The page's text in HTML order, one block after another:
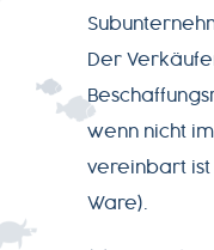
Der
wenn nicht
vereinbart ist
Ware).